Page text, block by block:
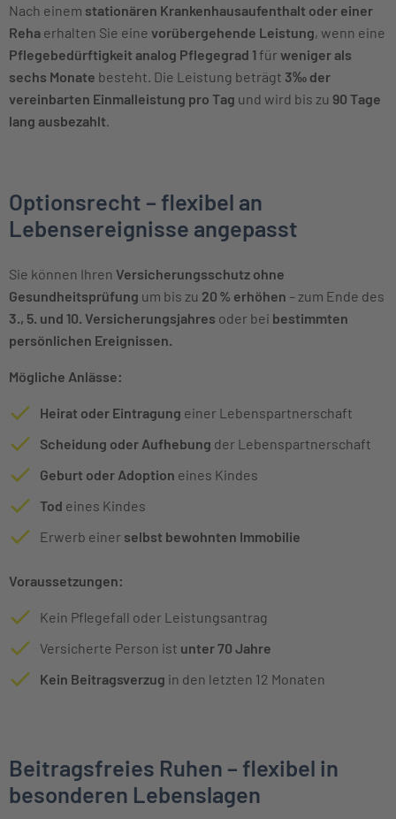
Nach einem stationären Krankenhausaufenthalt oder einer
Reha erhalten Sie eine vorübergehende Leistung, wenn eine
Pflegebedürftigkeit analog Pflegegrad 1fürweniger als
sechs Monate besteht. Die Leistung beträgt 3‰ der
vereinbarten Einmalleistung pro Tag und wird bis zu 90 Tage
lang ausbezahlt
Optionsrecht – flexibel an
Lebensereignisse angepasst
Sie können Ihren Versicherungsschutz ohne
Gesundheitsprüfung um bis zu 20 % erhöhen – zum Ende des
3., 5. und 10. Versicherungsjahres oder bei bestimmten
persönlichen Ereignissen.
Mögliche Anlässe:
Heirat oder Eintragung einer Lebenspartnerschaft
Scheidung oder Aufhebung der Lebenspartnerschaft
Geburt oder Adoption eines Kindes
Tod eines Kindes
Erwerb einer selbst bewohnten Immobilie
Voraussetzungen:
Kein Pflegefall oder Leistungsantrag
Versicherte Person ist unter 70 Jahre
Kein Beitragsverzug in den letzten 12 Monaten
Beitragsfreies Ruhen – flexibel in
besonderen Lebenslagen